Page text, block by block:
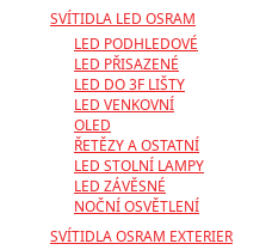
SVÍTIDLA LED OSRAM
LED PODHLEDOVÉ
LED PŘISAZENÉ
LED DO 3F LIŠTY
LED VENKOVNÍ
OLED
ŘETĚZY A OSTATNÍ
LED STOLNÍ LAMPY
LED ZÁVĚSNÉ
NOČNÍ OSVĚTLENÍ
SVÍTIDLA OSRAM EXTERIER